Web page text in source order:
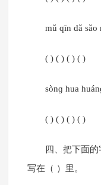
mǔ qīn dǎ
( ) ( ) ( ) ( )
sònɡ hua
( ) ( ) ( ) ( )
四、把下面
写在（ ）里。